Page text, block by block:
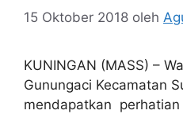
15 Oktober 2018 oleh
KUNINGAN (MASS) –
Gunungaci Kecamatan
mendapatkan perhatian